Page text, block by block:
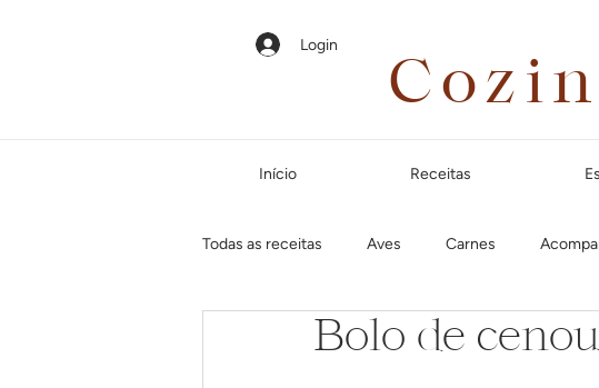
Login
Início Receitas
Todas as receitas Aves Carnes
Em até 35 minutos Páscoa Dias
Bolo de